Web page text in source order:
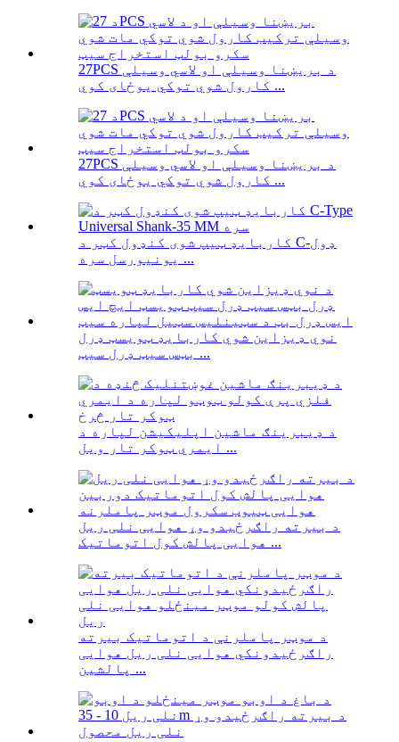
27PCS د بریښنا وسیلې او لاسي وسیلې
کارول شوي توکي یوځای کوي ...
27PCS د بریښنا وسیلې او لاسي وسیلې
کارول شوي توکي یوځای کوي ...
کاربایډ ټیپ شوی کنډول کټر د C-ډول
یونیورسل سره ...
نوي ډیزاین شوي کاربایډ ټویسټ ډرل
بټس سیټ ډرل سیټ ...
د ډیبرینګ ماشین اپلیکیشن لپاره د
ایمري ټوکر تار ویل ...
د بیرته راګرځیدو وړ هوایی نلی ریل
هوایی پالش کول اتوماتیک ...
د موټر پاملرنې د اتوماتیک بیرته
راګرځیدونکي هوایی نلی ریل هوایی
پالشین ...